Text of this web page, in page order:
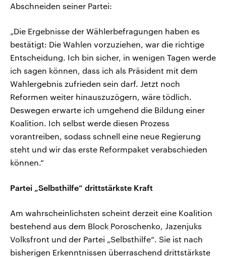
Abschneiden seiner Partei:
„Die Ergebnisse der Wählerbefragungen haben es
bestätigt: Die Wahlen vorzuziehen, war die richtige
Entscheidung. Ich bin sicher, in wenigen Tagen werde
ich sagen können, dass ich als Präsident mit dem
Wahlergebnis zufrieden sein darf. Jetzt noch
Reformen weiter hinauszuzögern, wäre tödlich.
Deswegen erwarte ich umgehend die Bildung einer
Koalition. Ich selbst werde diesen Prozess
vorantreiben, sodass schnell eine neue Regierung
steht und wir das erste Reformpaket verabschieden
können.“
Partei „Selbsthilfe“ drittstärkste Kraft
Am wahrscheinlichsten scheint derzeit eine Koalition
bestehend aus dem Block Poroschenko, Jazenjuks
Volksfront und der Partei „Selbsthilfe“. Sie ist nach
bisherigen Erkenntnissen überraschend drittstärkste